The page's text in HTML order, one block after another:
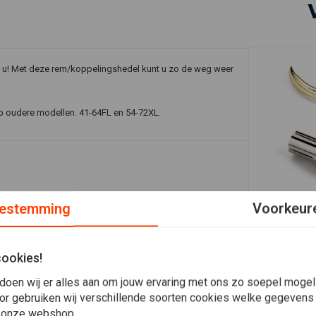
Met deze rem/koppelingshedel kunt u zo de weg weer
modellen. 41-64FL en 54-72XL.
Plaats ook een review KUSTOM
wij er alles aan om jouw ervaring met ons zo soepel
gebruiken wij verschillende soorten cookies welke
webshop.